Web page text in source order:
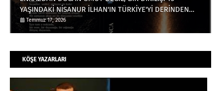
YAŞINDAKİ NİSANUR İLHAN'IN TÜRKİYE'Yİ DERİNDEN
ETKİLEYECEK HİKÂYESİ
Temmuz 17, 2026
KÖŞE YAZARLARI